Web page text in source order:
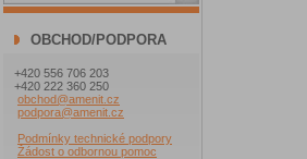
OBCHOD/PODPORA
+420 556 706 203
+420 222 360 250
obchod@amenit.cz
podpora@amenit.cz
Podmínky technické podpory
Žádost o odbornou pomoc